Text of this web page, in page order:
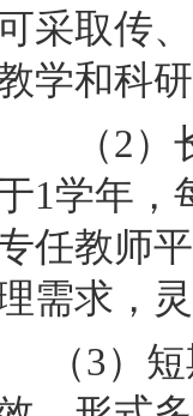
采取传
学和科
（2）
1学年，
任教师
需求，
（3）